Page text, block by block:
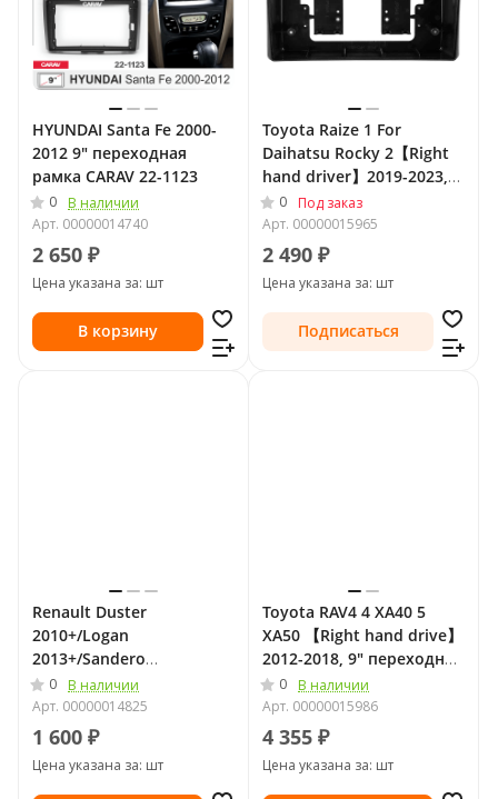
HYUNDAI Santa Fe 2000-
2012 9" переходная
рамка CARAV 22-1123
0
В наличии
Арт. 00000014740
2 650 ₽
Цена указана за: шт
В корзину
Toyota Raize 1 For
Daihatsu Rocky 2【Right
hand driver】2019-2023,
Тип-A, 10" переходная
рамка Teyes 2470-A
0
Под заказ
Арт. 00000015965
2 490 ₽
Цена указана за: шт
Подписаться
Renault Duster
2010+/Logan
2013+/Sandero
2012+/LADA Xray 2015+ 9"
переходная рамка CARAV
22-691
0
В наличии
Арт. 00000014825
1 600 ₽
Цена указана за: шт
Toyota RAV4 4 XA40 5
XA50 【Right hand drive】
2012-2018, 9" переходная
рамка Teyes 2022
0
В наличии
Арт. 00000015986
4 355 ₽
Цена указана за: шт